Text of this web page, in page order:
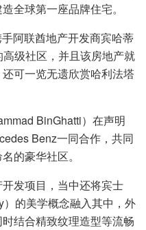
全球第一座品牌住宅。
阿联酋地产开发商宾哈蒂
高级社区，并且该房地产就
可一览无遗欣赏哈利法塔
BinGhatti）在声明
Benz一同合作，共同
的豪华社区。
发项目，当中还将宾士
）的美学概念融入其中，外
结合精致纹理造型等流畅